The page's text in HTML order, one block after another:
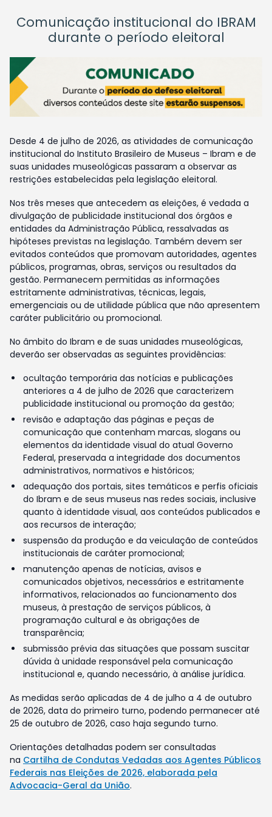
Comunicação institucional do IBRAM
durante o período eleitoral
Desde 4 de julho de 2026, as atividades de comunicação
institucional do Instituto Brasileiro de Museus – Ibram e de
suas unidades museológicas passaram a observar as
restrições estabelecidas pela legislação eleitoral.
Nos três meses que antecedem as eleições, é vedada a
divulgação de publicidade institucional dos órgãos e
entidades da Administração Pública, ressalvadas as
hipóteses previstas na legislação. Também devem ser
evitados conteúdos que promovam autoridades, agentes
públicos, programas, obras, serviços ou resultados da
gestão. Permanecem permitidas as informações
estritamente administrativas, técnicas, legais,
emergenciais ou de utilidade pública que não apresentem
caráter publicitário ou promocional.
No âmbito do Ibram e de suas unidades museológicas,
deverão ser observadas as seguintes providências:
ocultação temporária das notícias e publicações
anteriores a 4 de julho de 2026 que caracterizem
publicidade institucional ou promoção da gestão;
revisão e adaptação das páginas e peças de
comunicação que contenham marcas, slogans ou
elementos da identidade visual do atual Governo
Federal, preservada a integridade dos documentos
administrativos, normativos e históricos;
adequação dos portais, sites temáticos e perfis oficiais
do Ibram e de seus museus nas redes sociais, inclusive
quanto à identidade visual, aos conteúdos publicados e
aos recursos de interação;
suspensão da produção e da veiculação de conteúdos
institucionais de caráter promocional;
manutenção apenas de notícias, avisos e
comunicados objetivos, necessários e estritamente
informativos, relacionados ao funcionamento dos
museus, à prestação de serviços públicos, à
programação cultural e às obrigações de
transparência;
submissão prévia das situações que possam suscitar
dúvida à unidade responsável pela comunicação
institucional e, quando necessário, à análise jurídica.
As medidas serão aplicadas de 4 de julho a 4 de outubro
de 2026, data do primeiro turno, podendo permanecer até
25 de outubro de 2026, caso haja segundo turno.
Orientações detalhadas podem ser consultadas
na Cartilha de Condutas Vedadas aos Agentes Públicos
Federais nas Eleições de 2026, elaborada pela
Advocacia-Geral da União.